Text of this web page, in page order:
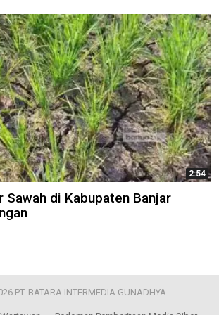
2:54
Sawah di Kabupaten Banjar
PT. BATARA INTERMEDIA GUNADHYA